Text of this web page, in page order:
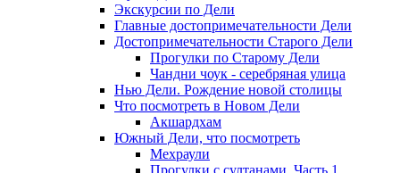
Экскурсии по Дели
Главные достопримечательности Дели
Достопримечательности Старого Дели
Прогулки по Старому Дели
Чандни чоук - серебряная улица
Нью Дели. Рождение новой столицы
Что посмотреть в Новом Дели
Акшардхам
Южный Дели, что посмотреть
Мехраули